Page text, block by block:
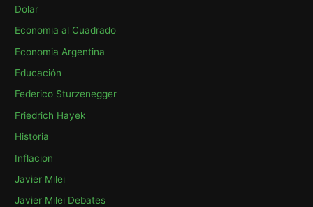
p
o
Dolar
Economia al Cuadrado
Economia Argentina
Educación
Federico Sturzenegger
Friedrich Hayek
Historia
Inflacion
Javier Milei
Javier Milei Debates